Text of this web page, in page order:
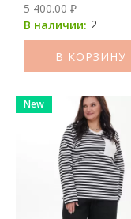
5 400.00 ₽
В наличии: 2
В КОРЗИНУ
New